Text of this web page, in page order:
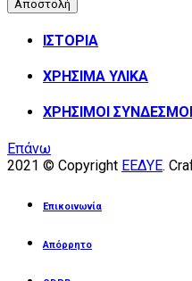
ΙΣΤΟΡΙΑ
ΧΡΗΣΙΜΑ ΥΛΙΚΑ
ΧΡΗΣΙΜΟΙ ΣΥΝΔΕΣΜΟΙ
Επάνω
2021 © Copyright ΕΕΔΥΕ.
Επικοινωνία
Απόρρητο